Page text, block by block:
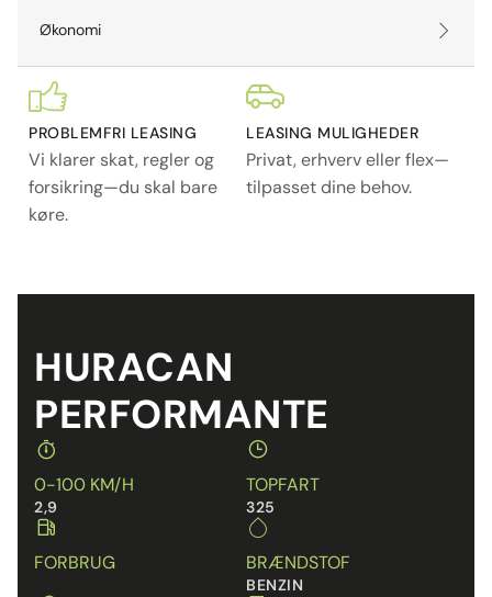
Økonomi
PROBLEMFRI LEASING
Vi klarer skat, regler og
forsikring—du skal bare
køre.
LEASING MULIGHEDER
Privat, erhverv eller flex—
tilpasset dine behov.
HURACAN
PERFORMANTE
0-100 KM/H
2,9
TOPFART
325
FORBRUG BRÆNDSTOF
BENZIN